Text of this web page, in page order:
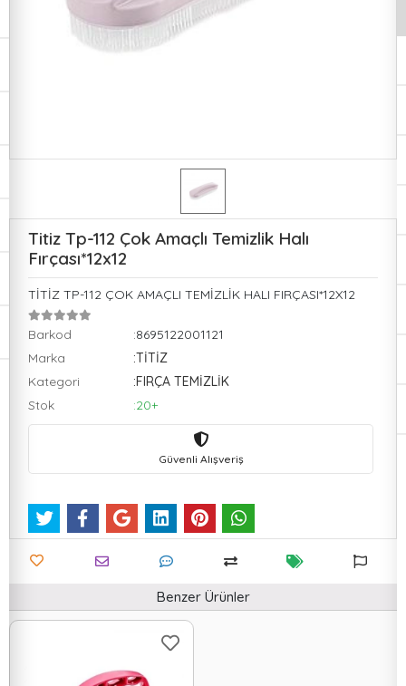
Titiz Tp-112 Çok Amaçlı Temizlik Halı
Fırçası*12x12
TİTİZ TP-112 ÇOK AMAÇLI TEMİZLİK HALI FIRÇASI*12X12
Barkod
:8695122001121
Marka
:TİTİZ
Kategori
:FIRÇA TEMİZLİK
Stok
:20+
Güvenli Alışveriş
Benzer Ürünler